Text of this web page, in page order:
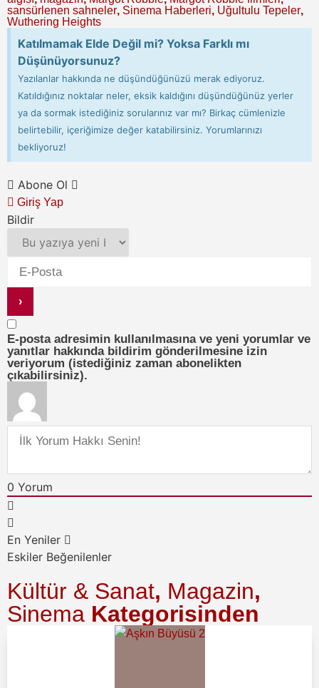
sansürlenen sahneler, Sinema Haberleri, Uğultulu Tepeler,
Wuthering Heights
Katılmamak Elde Değil mi? Yoksa Farklı mı
Düşünüyorsunuz?
Yazılanlar hakkında ne düşündüğünüzü merak ediyoruz.
Katıldığınız noktalar neler, eksik kaldığını düşündüğünüz yerler
ya da sormak istediğiniz sorularınız var mı? Birkaç cümlenizle
belirtebilir, içeriğimize değer katabilirsiniz. Yorumlarınızı
bekliyoruz!
Abone Ol
Giriş Yap
Bildir
E-posta adresimin kullanılmasına ve yeni yorumlar ve
yanıtlar hakkında bildirim gönderilmesine izin
veriyorum (istediğiniz zaman abonelikten
çıkabilirsiniz).
0 Yorum
En Yeniler
Eskiler Beğenilenler
Kültür & Sanat, Magazin,
Sinema Kategorisinden